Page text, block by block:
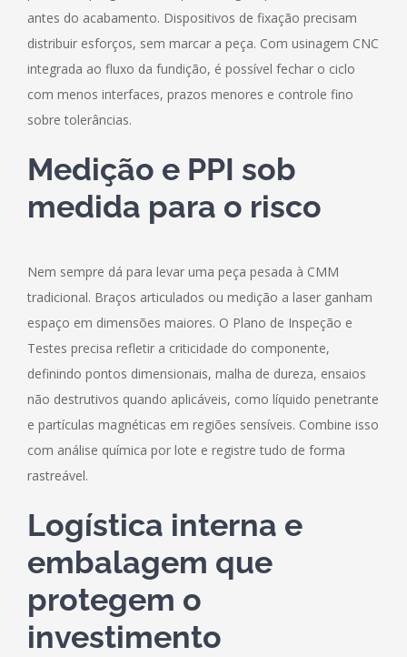
antes do acabamento. Dispositivos de fixação precisam
distribuir esforços, sem marcar a peça. Com usinagem CNC
integrada ao fluxo da fundição, é possível fechar o ciclo
com menos interfaces, prazos menores e controle fino
sobre tolerâncias.
Medição e PPI sob
medida para o risco
Nem sempre dá para levar uma peça pesada à CMM
tradicional. Braços articulados ou medição a laser ganham
espaço em dimensões maiores. O Plano de Inspeção e
Testes precisa refletir a criticidade do componente,
definindo pontos dimensionais, malha de dureza, ensaios
não destrutivos quando aplicáveis, como líquido penetrante
e partículas magnéticas em regiões sensíveis. Combine isso
com análise química por lote e registre tudo de forma
rastreável.
Logística interna e
embalagem que
protegem o
investimento